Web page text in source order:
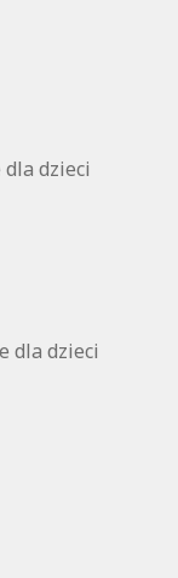
dzieci
dla dzieci